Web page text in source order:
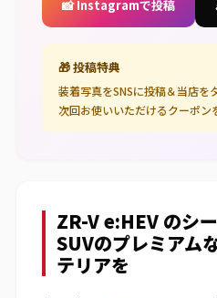
📸 Instagramで投稿
🎁 投稿特典
装着写真をSNSに投稿＆当店を
次回お使いいただけるクーポン
ZR-V e:HEV のシ
SUVのプレミアム
テリアを